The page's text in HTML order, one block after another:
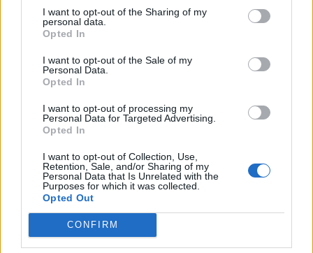
I want to opt-out of the Sharing of my
personal data.
Opted In
I want to opt-out of the Sale of my
Personal Data.
Opted In
I want to opt-out of processing my
Personal Data for Targeted Advertising.
Opted In
I want to opt-out of Collection, Use,
Retention, Sale, and/or Sharing of my
Personal Data that Is Unrelated with the
Purposes for which it was collected.
Opted Out
CONFIRM
υπογραφή της Lidl Ελλάς
συμβάσεων το πρώτο εξάμηνο
του 2026
Apollo Global Management:
Εξαγοράζει την EasyJet έναντι 7,7
Στέλιου Χατζηιωάννου
06/08/26